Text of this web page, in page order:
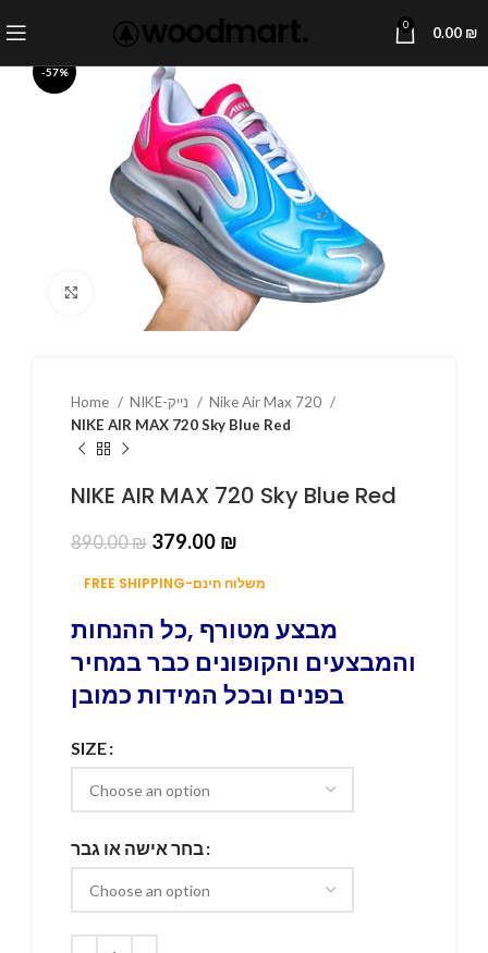
0 0.00 ₪
-57%
Click to enlarge
Home
Nike Air Max 720
NIKE AIR MAX 720 Sky Blue Red
NIKE AIR MAX 720 Sky Blue Red
890.00₪ 379.00 ₪
FREE SHIPPING-משלוח חינם
מבצע מטורף ,כל ההנחות
והמבצעים והקופונים כבר במחיר
בפנים ובכל המידות כמובן
SIZE
בחר אישה או גבר